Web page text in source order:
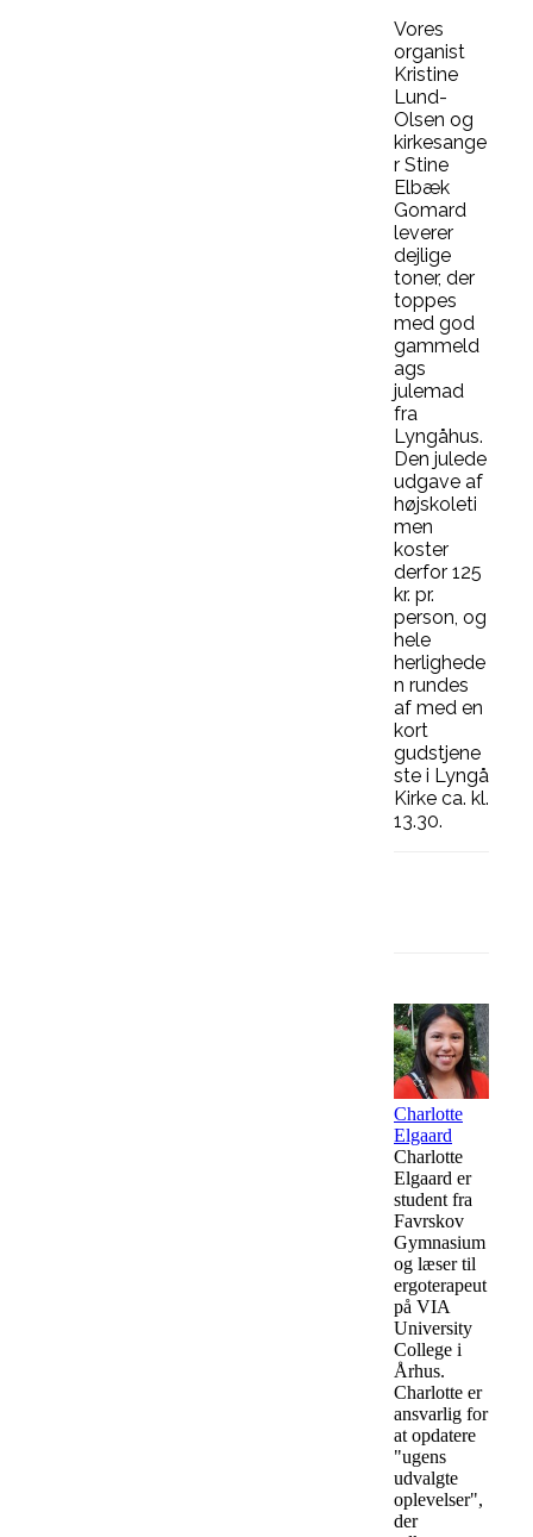
Vores
organist
Kristine
Lund-
Olsen og
kirkesange
r Stine
Elbæk
Gomard
leverer
dejlige
toner, der
toppes
med god
gammeld
ags
julemad
fra
Lyngåhus.
Den julede
udgave af
højskoleti
men
koster
derfor 125
kr. pr.
person, og
hele
herlighede
n rundes
af med en
kort
gudstjene
ste i Lyngå
Kirke ca. kl.
13.30.
Charlotte
Elgaard
Charlotte
Elgaard er
student fra
Favrskov
Gymnasium
og læser til
ergoterapeut
på VIA
University
College i
Århus.
Charlotte er
ansvarlig for
at opdatere
"ugens
udvalgte
oplevelser",
der